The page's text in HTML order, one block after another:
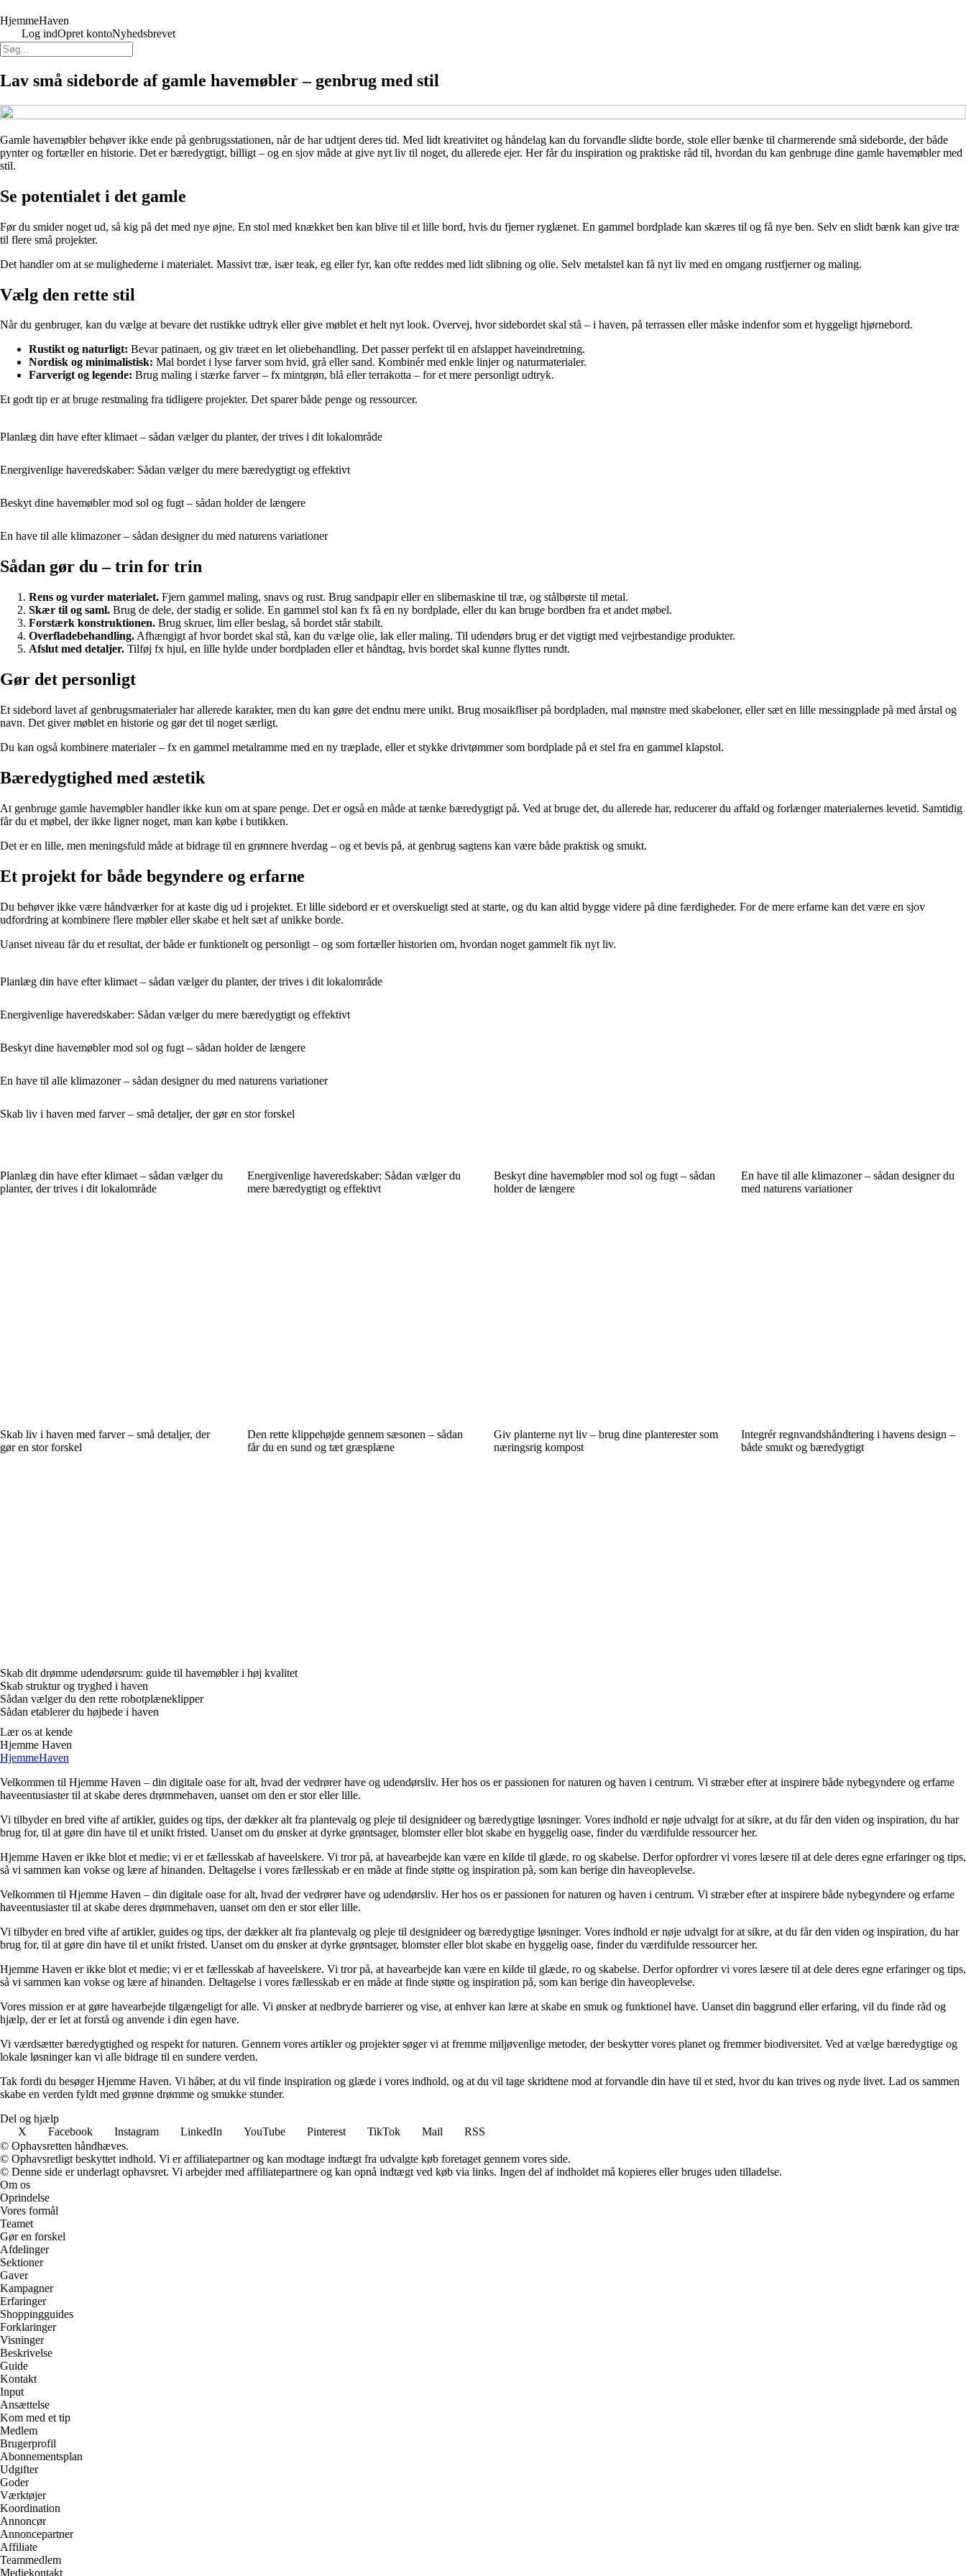
HjemmeHaven
Log indOpret kontoNyhedsbrevet
Lav små sideborde af gamle havemøbler – genbrug med stil
Gamle havemøbler behøver ikke ende på genbrugsstationen, når de har udtjent deres tid. Med lidt kreativitet og håndelag kan du forvandle slidte borde, stole eller bænke til charmerende små sideborde, der både
pynter og fortæller en historie. Det er bæredygtigt, billigt – og en sjov måde at give nyt liv til noget, du allerede ejer. Her får du inspiration og praktiske råd til, hvordan du kan genbruge dine gamle havemøbler med
stil.
Se potentialet i det gamle
Før du smider noget ud, så kig på det med nye øjne. En stol med knækket ben kan blive til et lille bord, hvis du fjerner ryglænet. En gammel bordplade kan skæres til og få nye ben. Selv en slidt bænk kan give træ
til flere små projekter.
Det handler om at se mulighederne i materialet. Massivt træ, især teak, eg eller fyr, kan ofte reddes med lidt slibning og olie. Selv metalstel kan få nyt liv med en omgang rustfjerner og maling.
Vælg den rette stil
Når du genbruger, kan du vælge at bevare det rustikke udtryk eller give møblet et helt nyt look. Overvej, hvor sidebordet skal stå – i haven, på terrassen eller måske indenfor som et hyggeligt hjørnebord.
Rustikt og naturligt: Bevar patinaen, og giv træet en let oliebehandling. Det passer perfekt til en afslappet haveindretning.
Nordisk og minimalistisk: Mal bordet i lyse farver som hvid, grå eller sand. Kombinér med enkle linjer og naturmaterialer.
Farverigt og legende: Brug maling i stærke farver – fx mintgrøn, blå eller terrakotta – for et mere personligt udtryk.
Et godt tip er at bruge restmaling fra tidligere projekter. Det sparer både penge og ressourcer.
Planlæg din have efter klimaet – sådan vælger du planter, der trives i dit lokalområde
Energivenlige haveredskaber: Sådan vælger du mere bæredygtigt og effektivt
Beskyt dine havemøbler mod sol og fugt – sådan holder de længere
En have til alle klimazoner – sådan designer du med naturens variationer
Sådan gør du – trin for trin
Rens og vurder materialet. Fjern gammel maling, snavs og rust. Brug sandpapir eller en slibemaskine til træ, og stålbørste til metal.
Skær til og saml. Brug de dele, der stadig er solide. En gammel stol kan fx få en ny bordplade, eller du kan bruge bordben fra et andet møbel.
Forstærk konstruktionen. Brug skruer, lim eller beslag, så bordet står stabilt.
Overfladebehandling. Afhængigt af hvor bordet skal stå, kan du vælge olie, lak eller maling. Til udendørs brug er det vigtigt med vejrbestandige produkter.
Afslut med detaljer. Tilføj fx hjul, en lille hylde under bordpladen eller et håndtag, hvis bordet skal kunne flyttes rundt.
Gør det personligt
Et sidebord lavet af genbrugsmaterialer har allerede karakter, men du kan gøre det endnu mere unikt. Brug mosaikfliser på bordpladen, mal mønstre med skabeloner, eller sæt en lille messingplade på med årstal og
navn. Det giver møblet en historie og gør det til noget særligt.
Du kan også kombinere materialer – fx en gammel metalramme med en ny træplade, eller et stykke drivtømmer som bordplade på et stel fra en gammel klapstol.
Bæredygtighed med æstetik
At genbruge gamle havemøbler handler ikke kun om at spare penge. Det er også en måde at tænke bæredygtigt på. Ved at bruge det, du allerede har, reducerer du affald og forlænger materialernes levetid. Samtidig
får du et møbel, der ikke ligner noget, man kan købe i butikken.
Det er en lille, men meningsfuld måde at bidrage til en grønnere hverdag – og et bevis på, at genbrug sagtens kan være både praktisk og smukt.
Et projekt for både begyndere og erfarne
Du behøver ikke være håndværker for at kaste dig ud i projektet. Et lille sidebord er et overskueligt sted at starte, og du kan altid bygge videre på dine færdigheder. For de mere erfarne kan det være en sjov
udfordring at kombinere flere møbler eller skabe et helt sæt af unikke borde.
Uanset niveau får du et resultat, der både er funktionelt og personligt – og som fortæller historien om, hvordan noget gammelt fik nyt liv.
Planlæg din have efter klimaet – sådan vælger du planter, der trives i dit lokalområde
Energivenlige haveredskaber: Sådan vælger du mere bæredygtigt og effektivt
Beskyt dine havemøbler mod sol og fugt – sådan holder de længere
En have til alle klimazoner – sådan designer du med naturens variationer
Skab liv i haven med farver – små detaljer, der gør en stor forskel
Planlæg din have efter klimaet – sådan vælger du
planter, der trives i dit lokalområde
Energivenlige haveredskaber: Sådan vælger du
mere bæredygtigt og effektivt
Beskyt dine havemøbler mod sol og fugt – sådan
holder de længere
En have til alle klimazoner – sådan designer du
med naturens variationer
Skab liv i haven med farver – små detaljer, der
gør en stor forskel
Den rette klippehøjde gennem sæsonen – sådan
får du en sund og tæt græsplæne
Giv planterne nyt liv – brug dine planterester som
næringsrig kompost
Integrér regnvandshåndtering i havens design –
både smukt og bæredygtigt
Skab dit drømme udendørsrum: guide til havemøbler i høj kvalitet
Skab struktur og tryghed i haven
Sådan vælger du den rette robotplæneklipper
Sådan etablerer du højbede i haven
Lær os at kende
Hjemme Haven
HjemmeHaven
Velkommen til Hjemme Haven – din digitale oase for alt, hvad der vedrører have og udendørsliv. Her hos os er passionen for naturen og haven i centrum. Vi stræber efter at inspirere både nybegyndere og erfarne
haveentusiaster til at skabe deres drømmehaven, uanset om den er stor eller lille.
Vi tilbyder en bred vifte af artikler, guides og tips, der dækker alt fra plantevalg og pleje til designideer og bæredygtige løsninger. Vores indhold er nøje udvalgt for at sikre, at du får den viden og inspiration, du har
brug for, til at gøre din have til et unikt fristed. Uanset om du ønsker at dyrke grøntsager, blomster eller blot skabe en hyggelig oase, finder du værdifulde ressourcer her.
Hjemme Haven er ikke blot et medie; vi er et fællesskab af haveelskere. Vi tror på, at havearbejde kan være en kilde til glæde, ro og skabelse. Derfor opfordrer vi vores læsere til at dele deres egne erfaringer og tips,
så vi sammen kan vokse og lære af hinanden. Deltagelse i vores fællesskab er en måde at finde støtte og inspiration på, som kan berige din haveoplevelse.
Velkommen til Hjemme Haven – din digitale oase for alt, hvad der vedrører have og udendørsliv. Her hos os er passionen for naturen og haven i centrum. Vi stræber efter at inspirere både nybegyndere og erfarne
haveentusiaster til at skabe deres drømmehaven, uanset om den er stor eller lille.
Vi tilbyder en bred vifte af artikler, guides og tips, der dækker alt fra plantevalg og pleje til designideer og bæredygtige løsninger. Vores indhold er nøje udvalgt for at sikre, at du får den viden og inspiration, du har
brug for, til at gøre din have til et unikt fristed. Uanset om du ønsker at dyrke grøntsager, blomster eller blot skabe en hyggelig oase, finder du værdifulde ressourcer her.
Hjemme Haven er ikke blot et medie; vi er et fællesskab af haveelskere. Vi tror på, at havearbejde kan være en kilde til glæde, ro og skabelse. Derfor opfordrer vi vores læsere til at dele deres egne erfaringer og tips,
så vi sammen kan vokse og lære af hinanden. Deltagelse i vores fællesskab er en måde at finde støtte og inspiration på, som kan berige din haveoplevelse.
Vores mission er at gøre havearbejde tilgængeligt for alle. Vi ønsker at nedbryde barrierer og vise, at enhver kan lære at skabe en smuk og funktionel have. Uanset din baggrund eller erfaring, vil du finde råd og
hjælp, der er let at forstå og anvende i din egen have.
Vi værdsætter bæredygtighed og respekt for naturen. Gennem vores artikler og projekter søger vi at fremme miljøvenlige metoder, der beskytter vores planet og fremmer biodiversitet. Ved at vælge bæredygtige og
lokale løsninger kan vi alle bidrage til en sundere verden.
Tak fordi du besøger Hjemme Haven. Vi håber, at du vil finde inspiration og glæde i vores indhold, og at du vil tage skridtene mod at forvandle din have til et sted, hvor du kan trives og nyde livet. Lad os sammen
skabe en verden fyldt med grønne drømme og smukke stunder.
Del og hjælp
X
Facebook Instagram LinkedIn YouTube Pinterest TikTok Mail
RSS
© Ophavsretten håndhæves.
© Ophavsretligt beskyttet indhold. Vi er affiliatepartner og kan modtage indtægt fra udvalgte køb foretaget gennem vores side.
© Denne side er underlagt ophavsret. Vi arbejder med affiliatepartnere og kan opnå indtægt ved køb via links. Ingen del af indholdet må kopieres eller bruges uden tilladelse.
Om os
Oprindelse
Vores formål
Teamet
Gør en forskel
Afdelinger
Sektioner
Gaver
Kampagner
Erfaringer
Shoppingguides
Forklaringer
Visninger
Beskrivelse
Guide
Kontakt
Input
Ansættelse
Kom med et tip
Medlem
Brugerprofil
Abonnementsplan
Udgifter
Goder
Værktøjer
Koordination
Annoncør
Annoncepartner
Affiliate
Teammedlem
Mediekontakt